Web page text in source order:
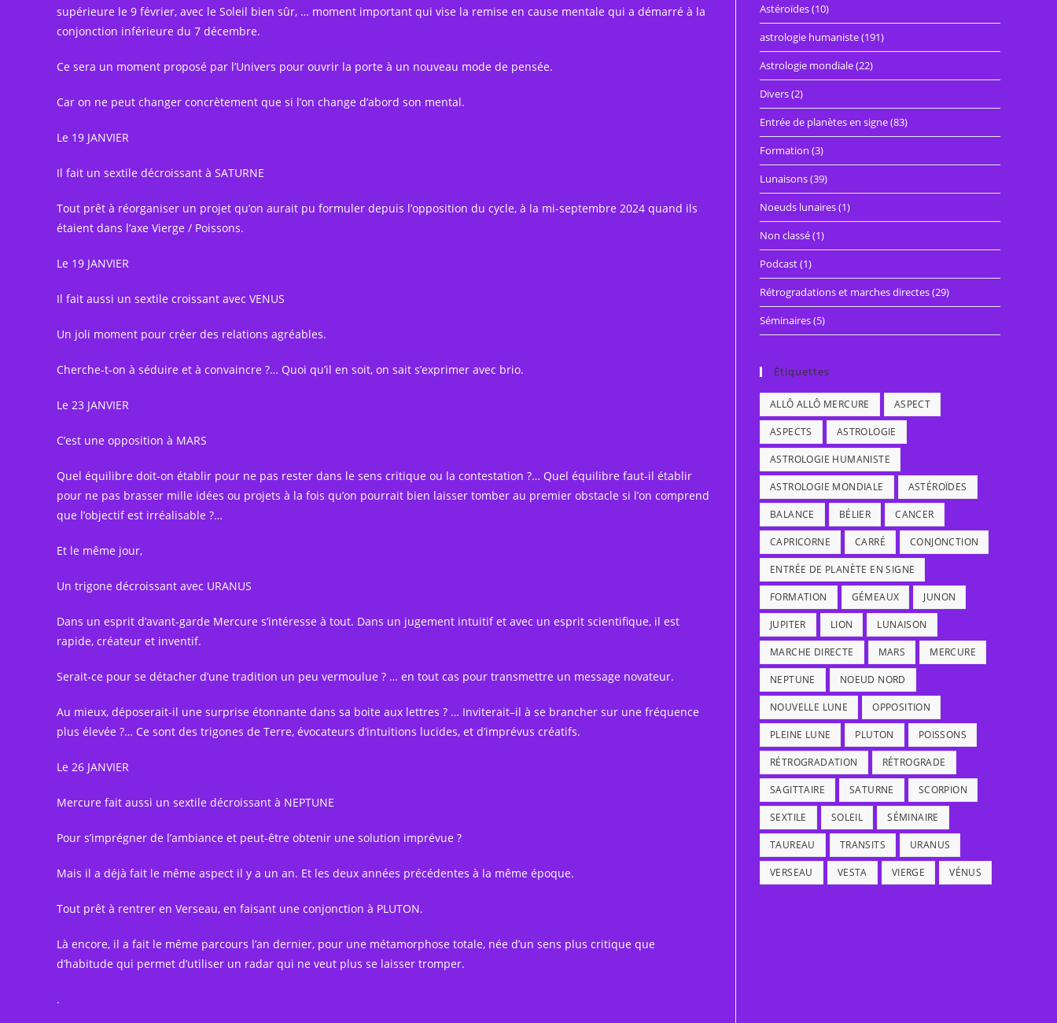
supérieure le 9 février, avec le Soleil bien sûr, … moment important qui vise la remise en cause mentale qui a démarré à la
conjonction inférieure du 7 décembre.
Ce sera un moment proposé par l’Univers pour ouvrir la porte à un nouveau mode de pensée.
Car on ne peut changer concrètement que si l’on change d’abord son mental.
Le 19 JANVIER
Il fait un sextile décroissant à SATURNE
Tout prêt à réorganiser un projet qu’on aurait pu formuler depuis l’opposition du cycle, à la mi-septembre 2024 quand ils
étaient dans l’axe Vierge / Poissons.
Le 19 JANVIER
Il fait aussi un sextile croissant avec VENUS
Un joli moment pour créer des relations agréables.
Cherche-t-on à séduire et à convaincre ?… Quoi qu’il en soit, on sait s’exprimer avec brio.
Le 23 JANVIER
C’est une opposition à MARS
Quel équilibre doit-on établir pour ne pas rester dans le sens critique ou la contestation ?… Quel équilibre faut-il établir
pour ne pas brasser mille idées ou projets à la fois qu’on pourrait bien laisser tomber au premier obstacle si l’on comprend
que l’objectif est irréalisable ?…
Et le même jour,
Un trigone décroissant avec URANUS
Dans un esprit d’avant-garde Mercure s’intéresse à tout. Dans un jugement intuitif et avec un esprit scientifique, il est
rapide, créateur et inventif.
Serait-ce pour se détacher d’une tradition un peu vermoulue ? … en tout cas pour transmettre un message novateur.
Au mieux, déposerait-il une surprise étonnante dans sa boite aux lettres ? … Inviterait–il à se brancher sur une fréquence
plus élevée ?… Ce sont des trigones de Terre, évocateurs d’intuitions lucides, et d’imprévus créatifs.
Le 26 JANVIER
Mercure fait aussi un sextile décroissant à NEPTUNE
Pour s’imprégner de l’ambiance et peut-être obtenir une solution imprévue ?
Mais il a déjà fait le même aspect il y a un an. Et les deux années précédentes à la même époque.
Tout prêt à rentrer en Verseau, en faisant une conjonction à PLUTON.
Là encore, il a fait le même parcours l’an dernier, pour une métamorphose totale, née d’un sens plus critique que
d’habitude qui permet d’utiliser un radar qui ne veut plus se laisser tromper.
.
Astéroïdes(10)
astrologie humaniste(191)
Astrologie mondiale(22)
Divers(2)
Entrée de planètes en signe(83)
Formation (3)
Lunaisons(39)
Noeuds lunaires(1)
Non classé(1)
Podcast(1)
Rétrogradations et marches directes(29)
Séminaires(5)
Étiquettes
ALLÔ ALLÔ MERCURE ASPECT
ASPECTS ASTROLOGIE
ASTROLOGIE HUMANISTE
ASTROLOGIE MONDIALE ASTÉROÏDES
BALANCE BÉLIER CANCER
CAPRICORNE CARRÉ CONJONCTION
ENTRÉE DE PLANÈTE EN SIGNE
FORMATION GÉMEAUX JUNON
JUPITER LION LUNAISON
MARCHE DIRECTE MARS MERCURE
NEPTUNE NOEUD NORD
NOUVELLE LUNE OPPOSITION
PLEINE LUNE PLUTON POISSONS
RÉTROGRADATION RÉTROGRADE
SAGITTAIRE SATURNE SCORPION
SEXTILE SOLEIL SÉMINAIRE
TAUREAU TRANSITS URANUS
VERSEAU VESTA VIERGE VÉNUS